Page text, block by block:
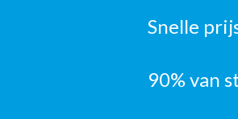
Snelle
90% van